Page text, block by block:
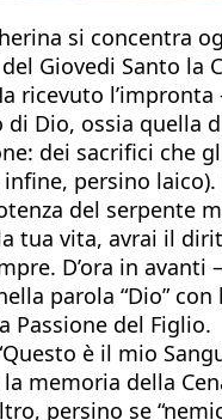
si concentra
Giovedi Santo
ricevuto
di Dio, ossia
dei sacrifici che
persino
del serpente
tua vita, avrai il
D’ora in
parola “Dio”
Passione del Figlio.
è il mio
memoria della
persino se